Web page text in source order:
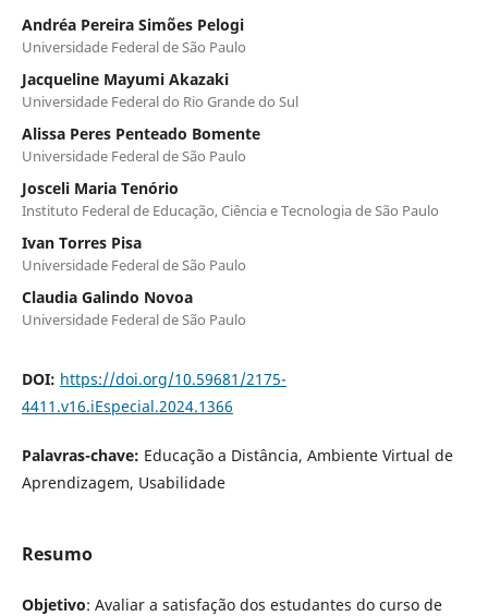
Andréa Pereira Simões Pelogi
Universidade Federal de São Paulo
Jacqueline Mayumi Akazaki
Universidade Federal do Rio Grande do Sul
Alissa Peres Penteado Bomente
Universidade Federal de São Paulo
Josceli Maria Tenório
Instituto Federal de Educação, Ciência e Tecnologia de São Paulo
Ivan Torres Pisa
Universidade Federal de São Paulo
Claudia Galindo Novoa
Universidade Federal de São Paulo
DOI: https://doi.org/10.59681/2175-
4411.v16.iEspecial.2024.1366
Palavras-chave: Educação a Distância, Ambiente Virtual de
Aprendizagem, Usabilidade
Resumo
Objetivo: Avaliar a satisfação dos estudantes do curso de